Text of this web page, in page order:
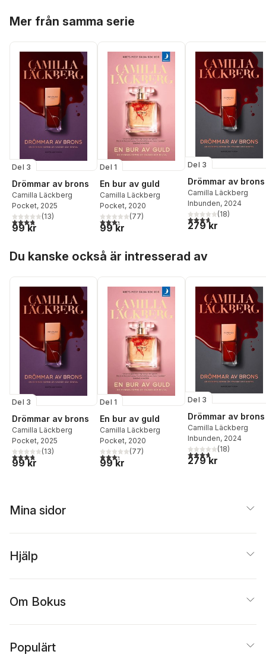
Mer från samma serie
Del 3
Drömmar av brons
Camilla Läckberg
Pocket, 2025
3,8utav 5 stjärnor. Totalt antal röster:
(13)
99 kr
Del 1
En bur av guld
Camilla Läckberg
Pocket, 2020
3,3utav 5 stjärnor. Totalt antal röster:
(77)
99 kr
Del 3
Drömmar av brons
Camilla Läckberg
Inbunden, 2024
3,7utav 5 stjärnor.
(18)
279 kr
Du kanske också är intresserad av
Del 3
Drömmar av brons
Camilla Läckberg
Pocket, 2025
3,8utav 5 stjärnor. Totalt antal röster:
(13)
99 kr
Del 1
En bur av guld
Camilla Läckberg
Pocket, 2020
3,3utav 5 stjärnor. Totalt antal röster:
(77)
99 kr
Del 3
Drömmar av brons
Camilla Läckberg
Inbunden, 2024
3,7utav 5 stjärnor.
(18)
279 kr
Mina sidor
Hjälp
Om Bokus
Populärt